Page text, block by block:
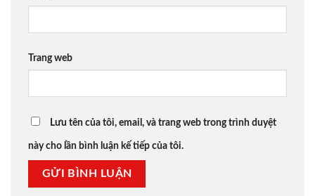
Trang web
Lưu tên của tôi, email, và trang web trong trình duyệt
này cho lần bình luận kế tiếp của tôi.